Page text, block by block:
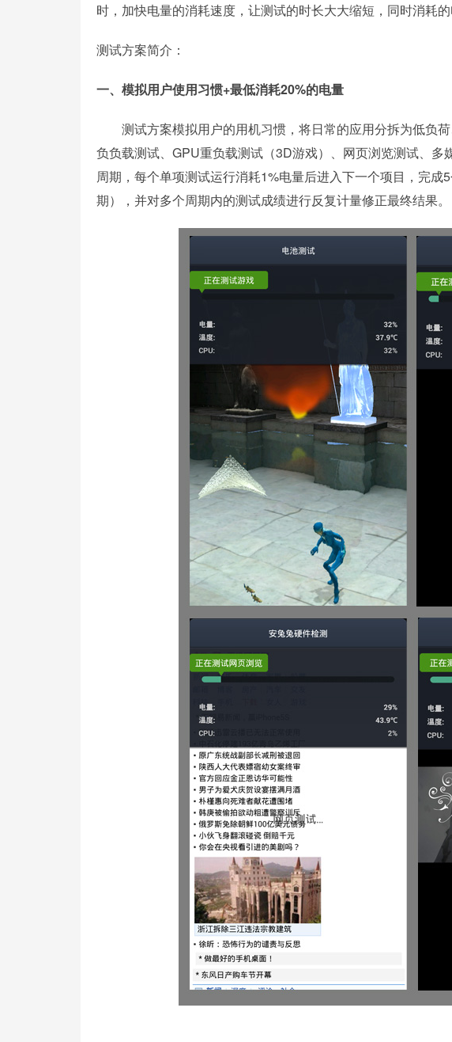
时，加快电量的消耗速度，让测试的时长大大缩短，同时消耗的
测试方案简介：
一、模拟用户使用习惯+最低消耗20%的电量
测试方案模拟用户的用机习惯，将日常的应用分拆为低负
负负载测试、GPU重负载测试（3D游戏）、网页浏览测试、
周期，每个单项测试运行消耗1%电量后进入下一个项目，完
期），并对多个周期内的测试成绩进行反复计量修正最终结果。